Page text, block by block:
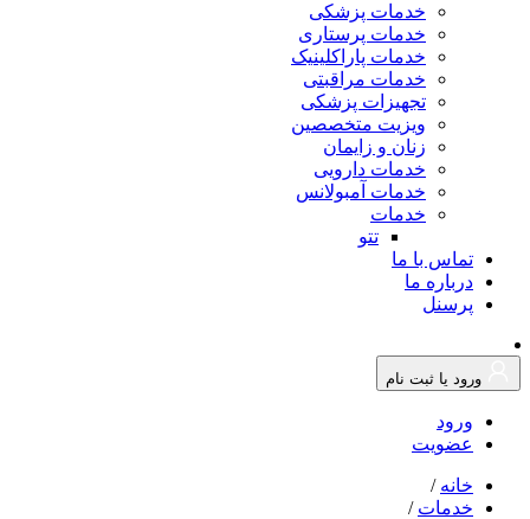
خدمات پزشکی
خدمات پرستاری
خدمات پاراکلینیک
خدمات مراقبتی
تجهیزات پزشکی
ویزیت متخصصین
زنان و زایمان
خدمات دارویی
خدمات آمبولانس
خدمات
تتو
تماس با ما
درباره ما
پرسنل
ورود یا ثبت نام
ورود
عضویت
خانه /
خدمات /